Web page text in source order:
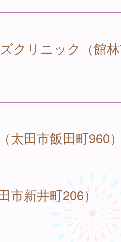
クリニック（館
太田市飯田町960
市新井町206）